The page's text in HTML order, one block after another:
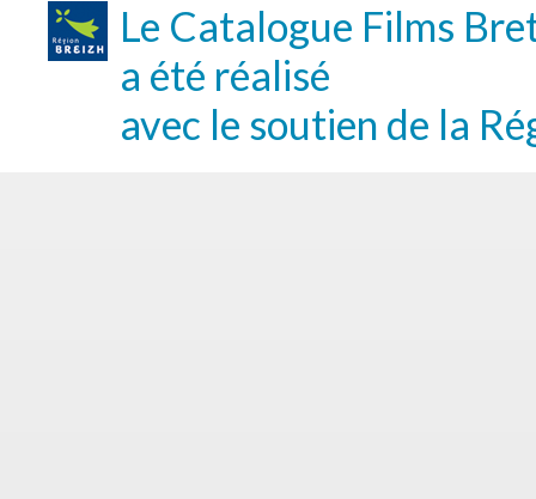
Le Catalogue Films
a été réalisé
avec le soutien de la